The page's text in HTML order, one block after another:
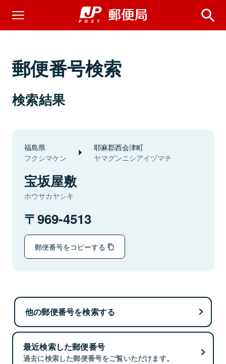
郵便番号検索
検索結果
福島県
フクシマケン
耶麻郡西会津町
ヤマグンニシアイヅマチ
宝坂屋敷
ホウサカヤシキ
969-4513
郵便番号をコピーする
他の郵便番号を検索する
最近検索した郵便番号
過去に検索した郵便番号をご覧いただけます。